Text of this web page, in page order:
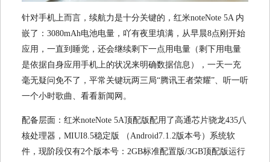
针对手机上而言，续航力是十分关键的，红米noteNote 5A 内
嵌了：3080mAh电池电量，吖有夜里填满，从早晨8点刚开始
应用，一直到睡觉，还会继续剩下一点用电量（剩下用电量
是依据自身应用手机上的状况来明确数据信息），一天一充
毫无疑问免不了，平常关键玩两三局“腾讯王者荣耀”、听一听
一个小时歌曲、看看新闻网。
配备层面：红米noteNote 5A顶配版配用了高通芯片骁龙435八
核处理器，MIUI8.5稳定版 （Android7.1.2版本号）系统软
件，现阶段仅有2个版本号：2GB标准配置版/3GB顶配版运行